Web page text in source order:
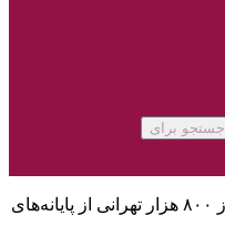
جستجو برای
آغاز سفر بیش از ۸۰۰ هزار تهرانی از پایانه‌های